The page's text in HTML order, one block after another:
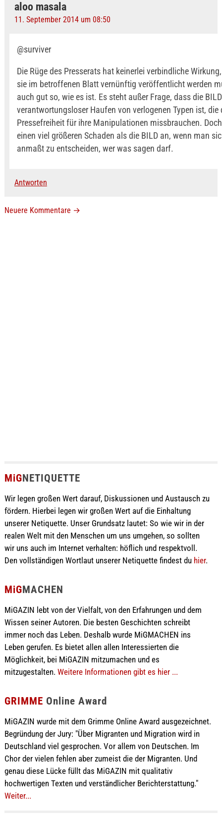
aloo masala
11. September 2014 um 08:50
@surviver
Die Rüge des Presserats hat keinerlei verbindliche
sie im betroffenen Blatt vernünftig veröffentlicht werden
auch gut so, wie es ist. Es steht außer Frage, dass die
verantwortungsloser Haufen von verlogenen Typen ist, die
Pressefreiheit für ihre Manipulationen missbrauchen.
einen viel größeren Schaden als die BILD an, wenn man
anmaßt zu entscheiden, wer was sagen darf.
Antworten
Neuere Kommentare →
MiGNETIQUETTE
Wir legen großen Wert darauf, Diskussionen und Austausch zu
fördern. Hierbei legen wir großen Wert auf die Einhaltung
unserer Netiquette. Unser Grundsatz lautet: So wie wir in der
realen Welt mit den Menschen um uns umgehen, so sollten
wir uns auch im Internet verhalten: höflich und respektvoll.
Den vollständigen Wortlaut unserer Netiquette findest du hier.
MiGMACHEN
MiGAZIN lebt von der Vielfalt, von den Erfahrungen und dem
Wissen seiner Autoren. Die besten Geschichten schreibt
immer noch das Leben. Deshalb wurde MiGMACHEN ins
Leben gerufen. Es bietet allen allen Interessierten die
Möglichkeit, bei MiGAZIN mitzumachen und es
mitzugestalten. Weitere Informationen gibt es hier ...
GRIMME Online Award
MiGAZIN wurde mit dem Grimme Online Award ausgezeichnet.
Begründung der Jury: "Über Migranten und Migration wird in
Deutschland viel gesprochen. Vor allem von Deutschen. Im
Chor der vielen fehlen aber zumeist die der Migranten. Und
genau diese Lücke füllt das MiGAZIN mit qualitativ
hochwertigen Texten und verständlicher Berichterstattung."
Weiter...